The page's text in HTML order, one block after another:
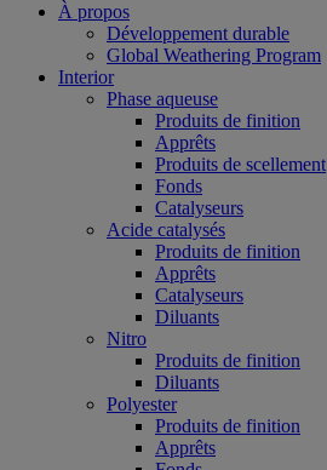
À propos
Développement durable
Global Weathering Program
Interior
Phase aqueuse
Produits de finition
Apprêts
Produits de scellement
Fonds
Catalyseurs
Acide catalysés
Produits de finition
Apprêts
Catalyseurs
Diluants
Nitro
Produits de finition
Diluants
Polyester
Produits de finition
Apprêts